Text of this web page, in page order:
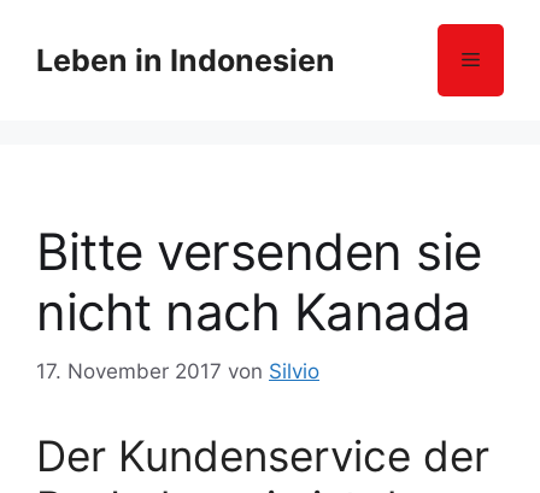
Leben in Indonesien Menü
Bitte versenden sie
nicht nach Kanada
17. November 2017 von Silvio
Der Kundenservice der